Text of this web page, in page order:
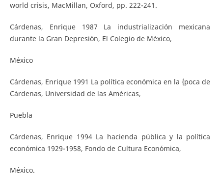
world crisis, MacMillan, Oxford, pp. 222-241.
Cárdenas, Enrique 1987 La industrialización mexicana
durante la Gran Depresión, El Colegio de México,
México
Cárdenas, Enrique 1991 La política económica en la {poca de
Cárdenas, Universidad de las Américas,
Puebla
Cárdenas, Enrique 1994 La hacienda pública y la política
económica 1929-1958, Fondo de Cultura Económica,
México.